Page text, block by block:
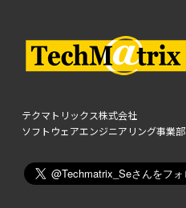
テクマトリックス株式会社
ソフトウェアエンジニアリング事業部